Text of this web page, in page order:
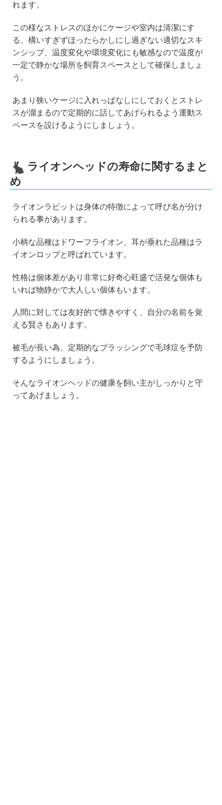
れます。
この様なストレスのほかにケージや室内は清潔にす
る、構いすぎずほったらかしにし過ぎない適切なスキ
ンシップ、温度変化や環境変化にも敏感なので温度が
一定で静かな場所を飼育スペースとして確保しましょ
う。
あまり狭いケージに入れっぱなしにしておくとストレ
スが溜まるので定期的に話してあげられるよう運動ス
ペースを設けるようにしましょう。
ライオンヘッドの寿命に関するまと
め
ライオンラビットは身体の特徴によって呼び名が分け
られる事があります。
小柄な品種はドワーフライオン、耳が垂れた品種はラ
イオンロップと呼ばれています。
性格は個体差があり非常に好奇心旺盛で活発な個体も
いれば物静かで大人しい個体もいます。
人間に対しては友好的で懐きやすく、自分の名前を覚
える賢さもあります。
被毛が長い為、定期的なブラッシングで毛球症を予防
するようにしましょう。
そんなライオンヘッドの健康を飼い主がしっかりと守
ってあげましょう。